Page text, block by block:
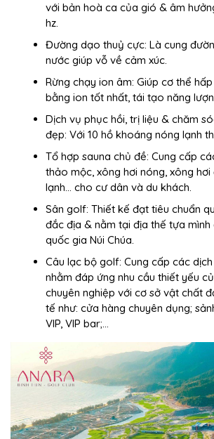
với bản hoà ca của gió & âm
hz.
Đường dạo thuỷ cực: Là cung
nước giúp vỗ về cảm xúc.
Rừng chạy ion âm: Giúp cơ thể
bằng ion tốt nhất, tái tạo năng
Dịch vụ phục hồi, trị liệu & chăm
đẹp: Với 10 hồ khoáng nóng lạnh
Tổ hợp sauna chủ đề: Cung cấp
thảo mộc, xông hơi nóng, xông hơi
lạnh… cho cư dân và du khách.
Sân golf: Thiết kế đạt tiêu chuẩn
đắc địa & nằm tại địa thế tựa mình
quốc gia Núi Chúa.
Câu lạc bộ golf: Cung cấp các
nhằm đáp ứng nhu cầu thiết yếu
chuyên nghiệp với cơ sở vật chất
tế như: cửa hàng chuyên dụng;
VIP, VIP bar;…